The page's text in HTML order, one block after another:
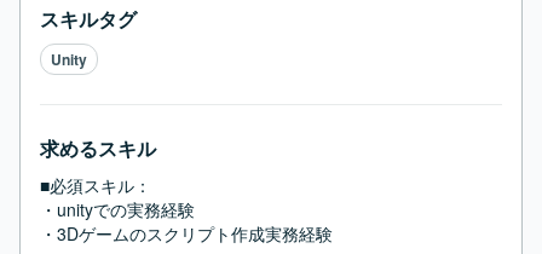
スキルタグ
Unity
求めるスキル
■必須スキル：
・unityでの実務経験
・3Dゲームのスクリプト作成実務経験